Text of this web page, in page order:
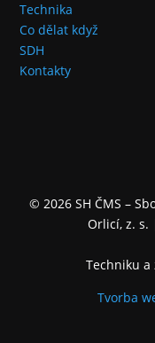
Technika
Co dělat když
SDH
Kontakty
© 2026 SH ČMS –
Orlicí, z. s.
Techniku
Tvorba